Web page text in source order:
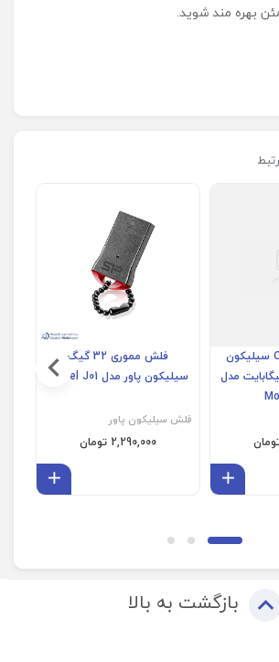
بهره مند شوید.
فلش مموری OTG سیلیکون
ظرفیت 256 گیگابایت مدل
فلش مموری 32 گیگ
سیلیکون پاور مدل Jewel J01
فلش سیلیکون پاور
2,290,000 تومان
بازگشت به بالا